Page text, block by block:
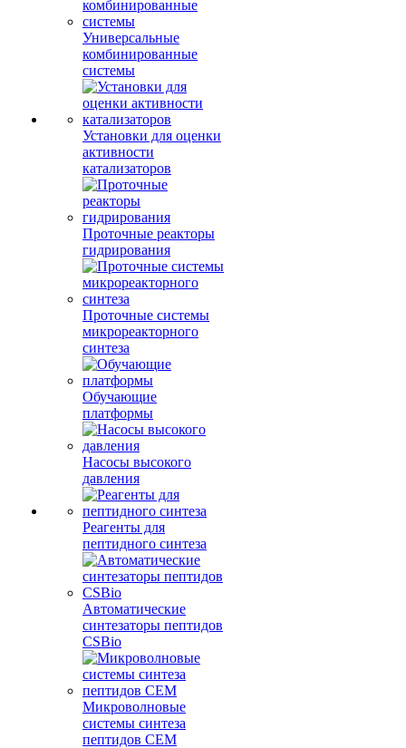
Универсальные
комбинированные
системы
Установки для оценки
активности
катализаторов
Проточные реакторы
гидрирования
Проточные системы
микрореакторного
синтеза
Обучающие
платформы
Насосы высокого
давления
Реагенты для
пептидного синтеза
Автоматические
синтезаторы пептидов
CSBio
Микроволновые
системы синтеза
пептидов CEM